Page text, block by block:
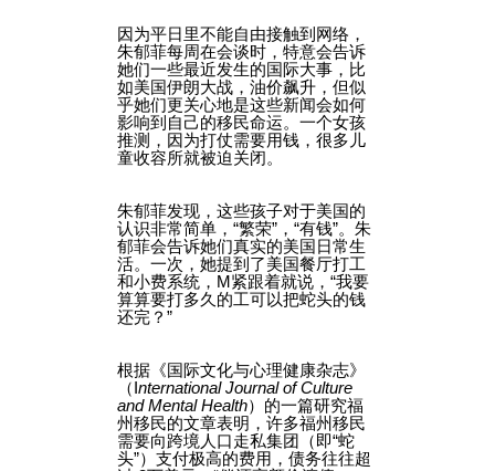
因为平日里不能自由接触到网络，
朱郁菲每周在会谈时，特意会告诉
她们一些最近发生的国际大事，比
如美国伊朗大战，油价飙升，但似
乎她们更关心地是这些新闻会如何
影响到自己的移民命运。一个女孩
推测，因为打仗需要用钱，很多儿
童收容所就被迫关闭。
朱郁菲发现，这些孩子对于美国的
认识非常简单，“繁荣”，“有钱”。朱
郁菲会告诉她们真实的美国日常生
活。一次，她提到了美国餐厅打工
和小费系统，M紧跟着就说，“我要
算算要打多久的工可以把蛇头的钱
还完？”
根据《国际文化与心理健康杂志》
（I nternational Journal of Culture
and Mental Health）的一篇研究福
州移民的文章表明，许多福州移民
需要向跨境人口走私集团（即“蛇
头”）支付极高的费用，债务往往超